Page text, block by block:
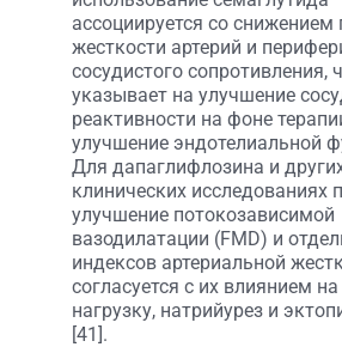
ассоциируется со снижением
жесткости артерий и
сосудистого сопротивления,
указывает на улучшение
реактивности на фоне
улучшение эндотелиальной
Для дапаглифлозина и
клинических исследованиях
улучшение потокозависимой
вазодилатации (FMD) и
индексов артериальной
согласуется с их влиянием
нагрузку, натрийурез и
[41].